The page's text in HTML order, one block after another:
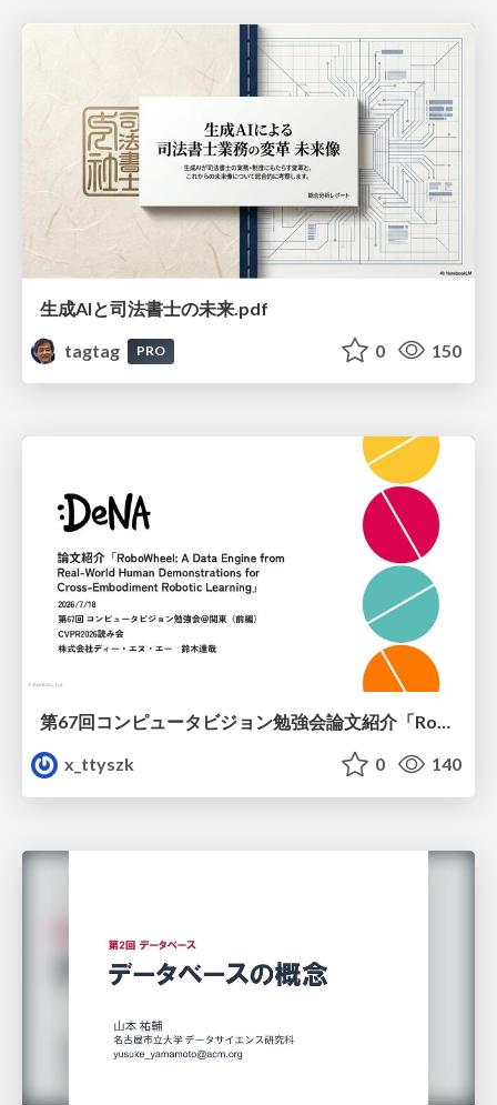
生成AIと司法書士の未来.pdf
tagtag
PRO 0 150
第67回コンピュータビジョン勉強会論文紹介「RoboWheel: A Data Engine from Real-World Human Demonstrations for Cross-Embodiment Robotic Learning」
x_ttyszk
0 140